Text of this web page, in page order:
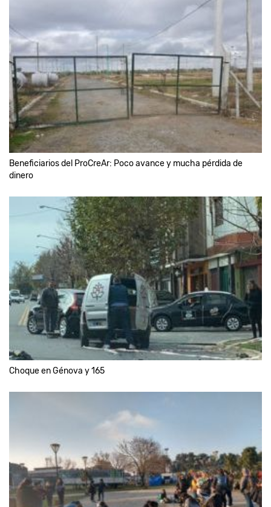
Beneficiarios del ProCreAr: Poco avance y mucha pérdida de
dinero
Choque en Génova y 165